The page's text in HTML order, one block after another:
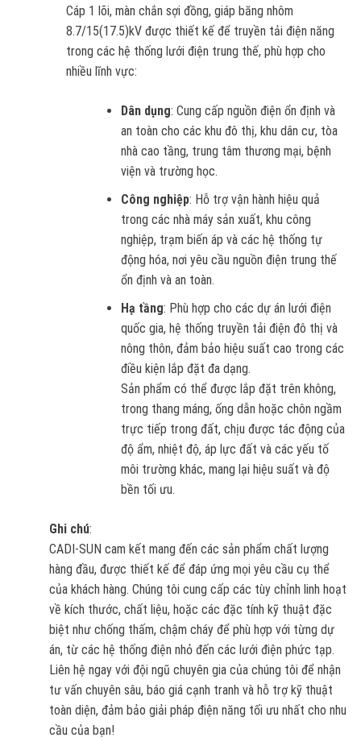
Cáp 1 lõi, màn chắn sợi đồng, giáp băng nhôm
8.7/15(17.5)kV được thiết kế để truyền tải điện năng
trong các hệ thống lưới điện trung thế, phù hợp cho
nhiều lĩnh vực:
Dân dụng: Cung cấp nguồn điện ổn định và
an toàn cho các khu đô thị, khu dân cư, tòa
nhà cao tầng, trung tâm thương mại, bệnh
viện và trường học.
Công nghiệp: Hỗ trợ vận hành hiệu quả
trong các nhà máy sản xuất, khu công
nghiệp, trạm biến áp và các hệ thống tự
động hóa, nơi yêu cầu nguồn điện trung thế
ổn định và an toàn.
Hạ tầng: Phù hợp cho các dự án lưới điện
quốc gia, hệ thống truyền tải điện đô thị và
nông thôn, đảm bảo hiệu suất cao trong các
điều kiện lắp đặt đa dạng.
Sản phẩm có thể được lắp đặt trên không,
trong thang máng, ống dẫn hoặc chôn ngầm
trực tiếp trong đất, chịu được tác động của
độ ẩm, nhiệt độ, áp lực đất và các yếu tố
môi trường khác, mang lại hiệu suất và độ
bền tối ưu.
Ghi chú:
CADI-SUN cam kết mang đến các sản phẩm chất lượng
hàng đầu, được thiết kế để đáp ứng mọi yêu cầu cụ thể
của khách hàng. Chúng tôi cung cấp các tùy chỉnh linh hoạt
về kích thước, chất liệu, hoặc các đặc tính kỹ thuật đặc
biệt như chống thấm, chậm cháy để phù hợp với từng dự
án, từ các hệ thống điện nhỏ đến các lưới điện phức tạp.
Liên hệ ngay với đội ngũ chuyên gia của chúng tôi để nhận
tư vấn chuyên sâu, báo giá cạnh tranh và hỗ trợ kỹ thuật
toàn diện, đảm bảo giải pháp điện năng tối ưu nhất cho nhu
cầu của bạn!